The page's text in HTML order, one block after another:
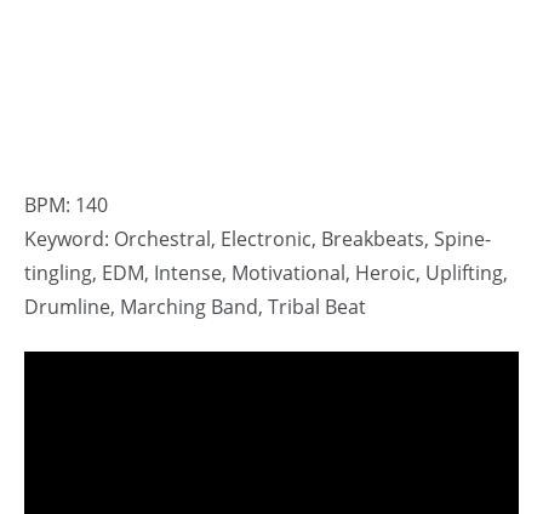
BPM: 140
Keyword: Orchestral, Electronic, Breakbeats, Spine-
tingling, EDM, Intense, Motivational, Heroic, Uplifting,
Drumline, Marching Band, Tribal Beat